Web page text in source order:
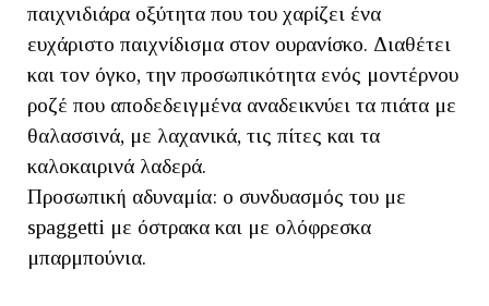
παιχνιδιάρα οξύτητα που του χαρίζει ένα
ευχάριστο παιχνίδισμα στον ουρανίσκο. Διαθέτει
και τον όγκο, την προσωπικότητα ενός μοντέρνου
ροζέ που αποδεδειγμένα αναδεικνύει τα πιάτα με
θαλασσινά, με λαχανικά, τις πίτες και τα
καλοκαιρινά λαδερά.
Προσωπική αδυναμία: ο συνδυασμός του με
spaggetti με όστρακα και με ολόφρεσκα
μπαρμπούνια.